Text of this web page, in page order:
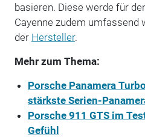
basieren. Diese werde für
Cayenne zudem umfassend
der Hersteller.
Mehr zum Thema:
Porsche Panamera
stärkste Serien-
Porsche 911 GTS im
Gefühl